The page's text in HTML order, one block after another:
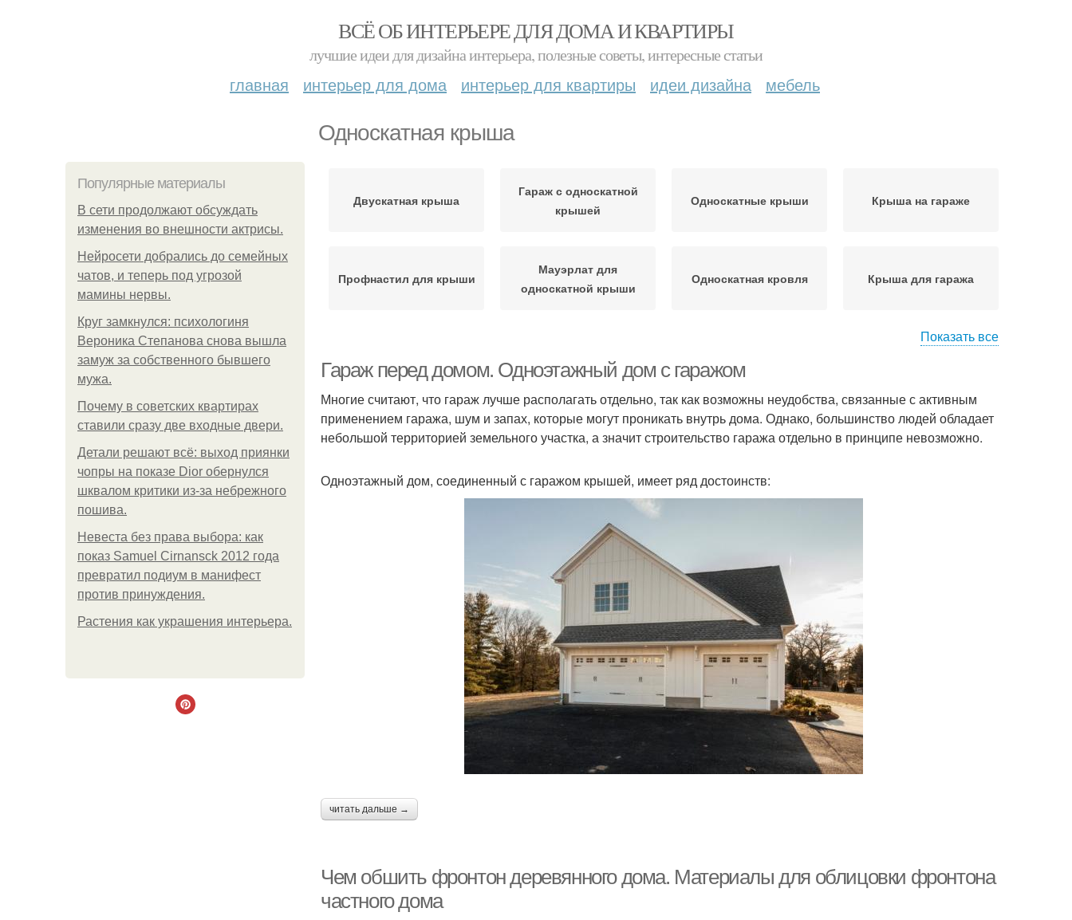
ВСЁ ОБ ИНТЕРЬЕРЕ ДЛЯ ДОМА И КВАРТИРЫ
лучшие идеи для дизайна интерьера, полезные советы, интересные статьи
главная интерьер для дома интерьер для квартиры идеи дизайна мебель
Односкатная крыша
Популярные материалы
В сети продолжают обсуждать
изменения во внешности актрисы.
Нейросети добрались до семейных
чатов, и теперь под угрозой
мамины нервы.
Круг замкнулся: психологиня
Вероника Степанова снова вышла
замуж за собственного бывшего
мужа.
Почему в советских квартирах
ставили сразу две входные двери.
Детали решают всё: выход приянки
чопры на показе Dior обернулся
шквалом критики из-за небрежного
пошива.
Невеста без права выбора: как
показ Samuel Cirnansck 2012 года
превратил подиум в манифест
против принуждения.
Растения как украшения интерьера.
Двускатная крыша
Гараж с односкатной
крышей
Односкатные крыши Крыша на гараже
Профнастил для крыши
Мауэрлат для
односкатной крыши
Односкатная кровля Крыша для гаража
Показать все
Гараж перед домом. Одноэтажный дом с гаражом
Многие считают, что гараж лучше располагать отдельно, так как возможны неудобства, связанные с активным
применением гаража, шум и запах, которые могут проникать внутрь дома. Однако, большинство людей обладает
небольшой территорией земельного участка, а значит строительство гаража отдельно в принципе невозможно.
Одноэтажный дом, соединенный с гаражом крышей, имеет ряд достоинств:
читать дальше →
Чем обшить фронтон деревянного дома. Материалы для облицовки фронтона
частного дома